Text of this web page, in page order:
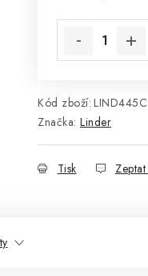
Kód zboží: LIND445C
Značka: Linder
Tisk